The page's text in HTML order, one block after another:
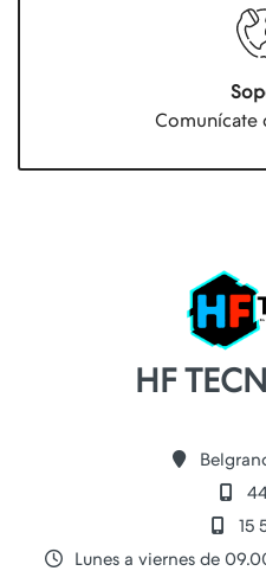
Comunícate
HF
15
Lunes a viernes de